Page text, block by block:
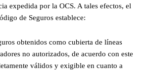
expedida por la OCS. A tales efectos, el
de Seguros establece:
obtenidos como cubierta de líneas
no autorizados, de acuerdo con este
válidos y exigible en cuanto a